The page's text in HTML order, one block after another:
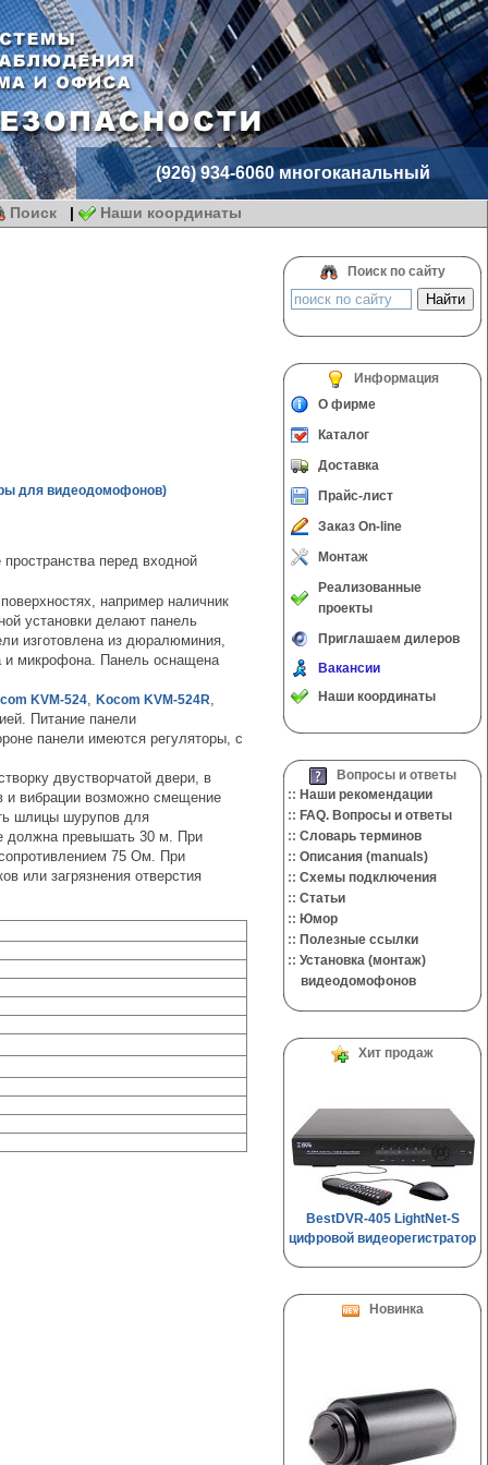
(926) 934-6060 многоканальный
Поиск | Наши координаты
для видеодомофонов)
перед входной
например наличник
установки делают панель
изготовлена из дюралюминия,
и микрофона. Панель оснащена
KVM-524, Kocom KVM-524R,
Питание панели
панели имеются регуляторы, с
двустворчатой двери, в
и вибрации возможно смещение
шлицы шурупов для
должна превышать 30 м. При
75 Ом. При
или загрязнения отверстия
Поиск по сайту
Информация
О фирме
Каталог
Доставка
Прайс-лист
Заказ On-line
Монтаж
Реализованные
проекты
Приглашаем дилеров
Вакансии
Наши координаты
Вопросы и ответы
:: Наши рекомендации
:: FAQ. Вопросы и ответы
:: Словарь терминов
:: Описания (manuals)
:: Cхемы подключения
:: Cтатьи
:: Юмор
:: Полезные ссылки
:: Установка (монтаж)
видеодомофонов
Хит продаж
BestDVR-405 LightNet-S
цифровой видеорегистратор
Новинка